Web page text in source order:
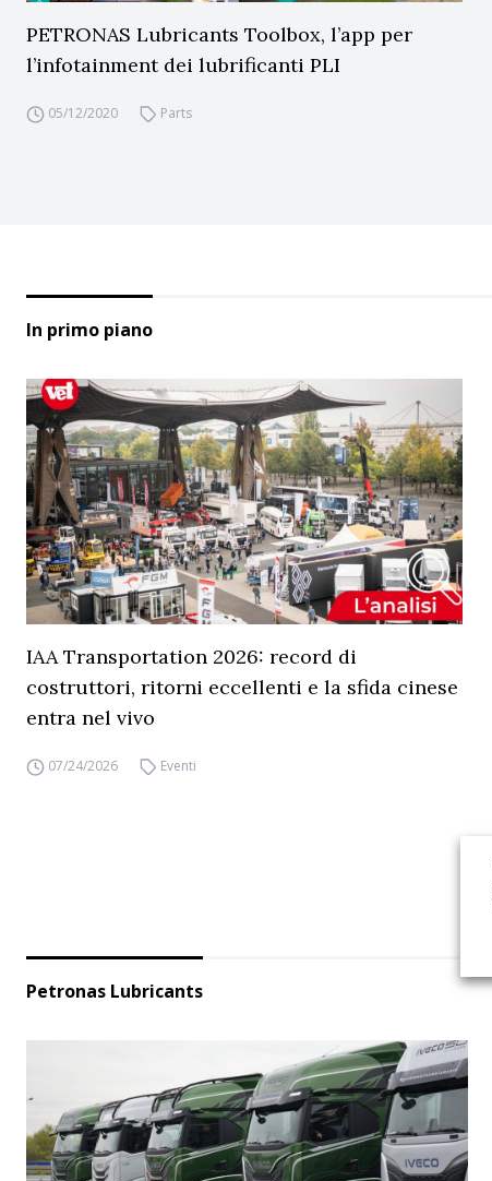
PETRONAS Lubricants Toolbox, l’app per
l’infotainment dei lubrificanti PLI
05/12/2020 Parts
In primo piano
IAA Transportation 2026: record di
costruttori, ritorni eccellenti e la sfida cinese
entra nel vivo
07/24/2026 Eventi
Petronas Lubricants